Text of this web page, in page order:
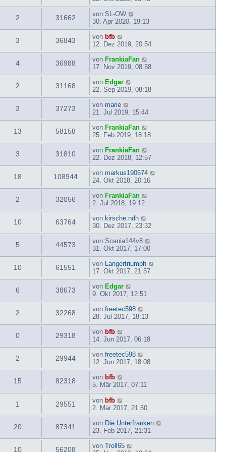
2 31662 von SL-OW
30. Apr 2020, 19:13
3 36843 von bfb
12. Dez 2019, 20:54
4 36988 von FrankiaFan
17. Nov 2019, 08:58
2 31168 von Edgar
22. Sep 2019, 08:18
3 37273 von marie
21. Jul 2019, 15:44
13 58158 von FrankiaFan
25. Feb 2019, 18:18
3 31810 von FrankiaFan
22. Dez 2018, 12:57
18 108944 von markus190674
24. Okt 2018, 20:16
2 32056 von FrankiaFan
2. Jul 2018, 19:12
10 63764 von kirsche.ndh
30. Dez 2017, 23:32
5 44573 von Scania144v8
31. Okt 2017, 17:00
10 61551 von Langertriumph
17. Okt 2017, 21:57
6 38673 von Edgar
9. Okt 2017, 12:51
2 32268 von freetec598
28. Jul 2017, 18:13
0 29318 von bfb
14. Jun 2017, 06:18
2 29944 von freetec598
12. Jun 2017, 18:08
15 82318 von bfb
5. Mär 2017, 07:11
1 29551 von bfb
2. Mär 2017, 21:50
20 87341 von Die Unterfranken
23. Feb 2017, 21:31
10 56208 von Troll65